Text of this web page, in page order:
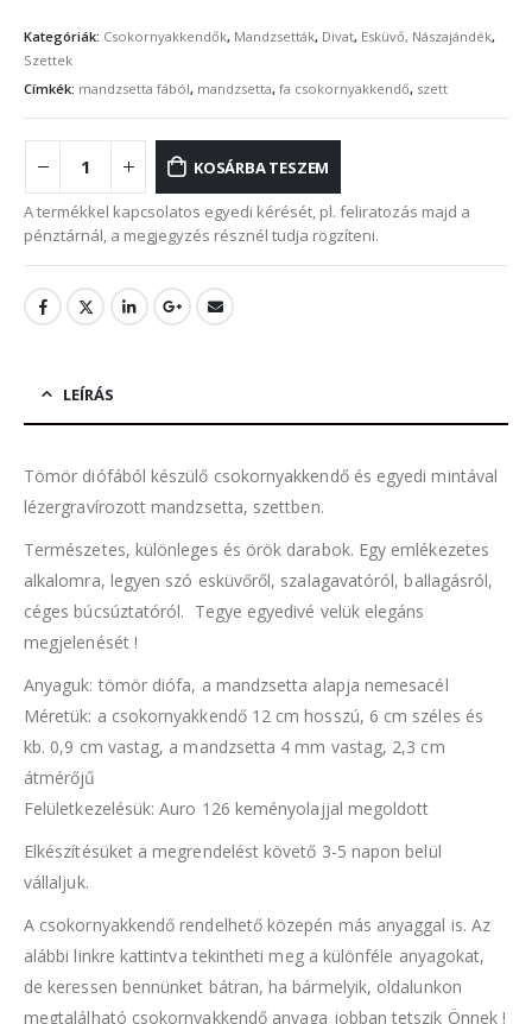
Kategóriák: Csokornyakkendők, Mandzsetták, Divat, Esküvő, Nászajándék,
Szettek
Címkék: mandzsetta fából, mandzsetta, fa csokornyakkendő, szett
KOSÁRBA TESZEM
A termékkel kapcsolatos egyedi kérését, pl. feliratozás majd a
pénztárnál, a megjegyzés résznél tudja rögzíteni.
LEÍRÁS
Tömör diófából készülő csokornyakkendő és egyedi mintával
lézergravírozott mandzsetta, szettben.
Természetes, különleges és örök darabok. Egy emlékezetes
alkalomra, legyen szó esküvőről, szalagavatóról, ballagásról,
céges búcsúztatóról. Tegye egyedivé velük elegáns
megjelenését !
Anyaguk: tömör diófa, a mandzsetta alapja nemesacél
Méretük: a csokornyakkendő 12 cm hosszú, 6 cm széles és
kb. 0,9 cm vastag, a mandzsetta 4 mm vastag, 2,3 cm
átmérőjű
Felületkezelésük: Auro 126 keményolajjal megoldott
Elkészítésüket a megrendelést követő 3-5 napon belül
vállaljuk.
A csokornyakkendő rendelhető közepén más anyaggal is. Az
alábbi linkre kattintva tekintheti meg a különféle anyagokat,
de keressen bennünket bátran, ha bármelyik, oldalunkon
megtalálható csokornyakkendő anyaga jobban tetszik Önnek !